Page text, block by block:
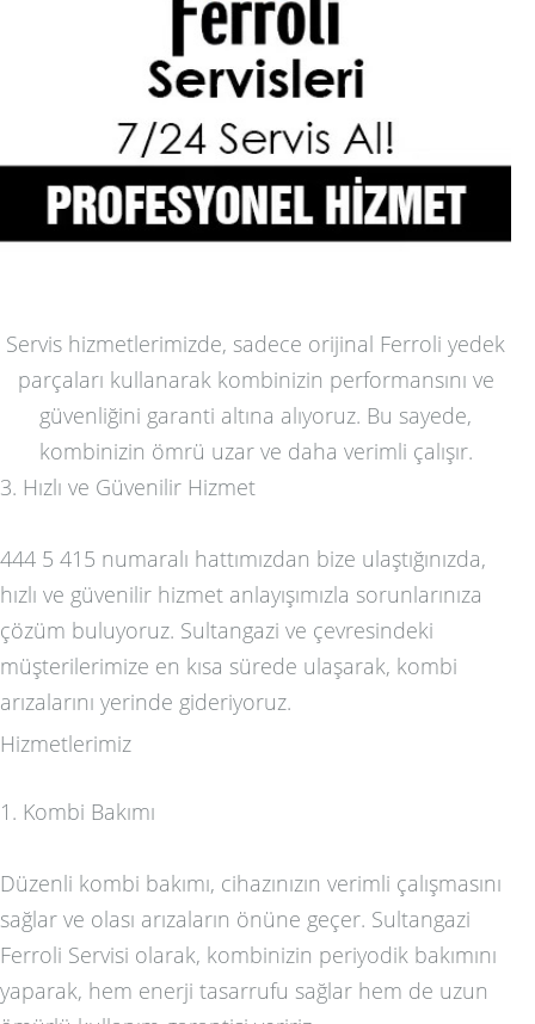
Servis hizmetlerimizde, sadece orijinal Ferroli yedek
parçaları kullanarak kombinizin performansını ve
güvenliğini garanti altına alıyoruz. Bu sayede,
kombinizin ömrü uzar ve daha verimli çalışır.
3. Hızlı ve Güvenilir Hizmet
444 5 415 numaralı hattımızdan bize ulaştığınızda,
hızlı ve güvenilir hizmet anlayışımızla sorunlarınıza
çözüm buluyoruz. Sultangazi ve çevresindeki
müşterilerimize en kısa sürede ulaşarak, kombi
arızalarını yerinde gideriyoruz.
Hizmetlerimiz
1. Kombi Bakımı
Düzenli kombi bakımı, cihazınızın verimli çalışmasını
sağlar ve olası arızaların önüne geçer. Sultangazi
Ferroli Servisi olarak, kombinizin periyodik bakımını
yaparak, hem enerji tasarrufu sağlar hem de uzun